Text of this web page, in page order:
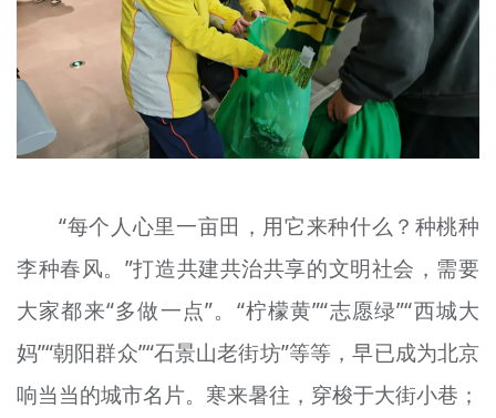
“每个人心里一亩田，用它来种什么？种桃种
李种春风。”打造共建共治共享的文明社会，需要
大家都来“多做一点”。“柠檬黄”“志愿绿”“西城大
妈”“朝阳群众”“石景山老街坊”等等，早已成为北京
响当当的城市名片。寒来暑往，穿梭于大街小巷；